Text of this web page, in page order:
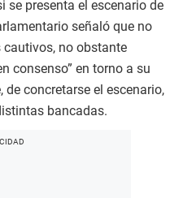
se presenta el escenario de
señaló que no
no obstante
consenso” en torno a su
de concretarse el escenario,
bancadas.